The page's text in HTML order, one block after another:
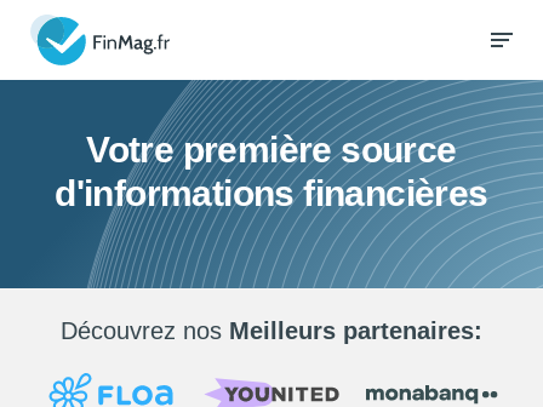
Votre première source
d'informations financières
Découvrez nos Meilleurs partenaires: